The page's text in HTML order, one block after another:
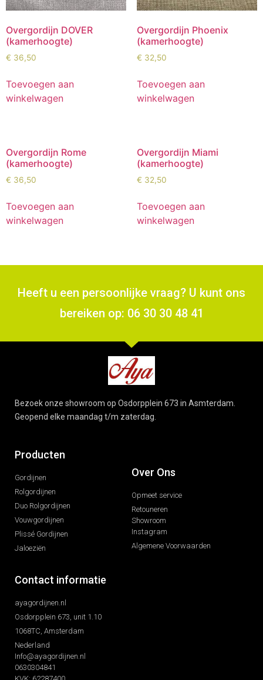
Overgordijn DOVER
(kamerhoogte)
€ 36,50
Toevoegen aan
winkelwagen
Overgordijn Phoenix
(kamerhoogte)
€ 32,50
Toevoegen aan
winkelwagen
Overgordijn Rome
(kamerhoogte)
€ 36,50
Toevoegen aan
winkelwagen
Overgordijn Miami
(kamerhoogte)
€ 32,50
Toevoegen aan
winkelwagen
Heeft u een persoonlijke vraag? U kunt ons
bereiken op: 06 30 30 48 41
Bezoek onze showroom op Osdorpplein 673 in Asmterdam.
Geopend elke maandag t/m zaterdag.
Producten
Gordijnen
Rolgordijnen
Duo Rolgordijnen
Vouwgordijnen
Plissé Gordijnen
Jaloeziën
Over Ons
Opmeet service
Retouneren
Showroom
Instagram
Algemene Voorwaarden
Contact informatie
ayagordijnen.nl
Osdorpplein 673, unit 1.10
1068TC, Amsterdam
Nederland
Info@ayagordijnen.nl
0630304841